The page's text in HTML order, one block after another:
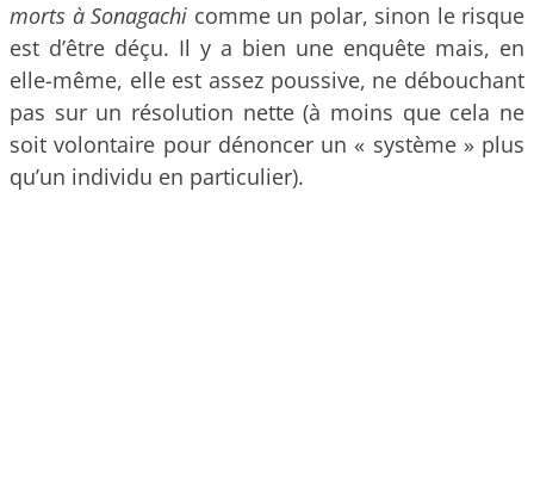
morts à Sonagachi comme un polar, sinon le risque
est d’être déçu. Il y a bien une enquête mais, en
elle-même, elle est assez poussive, ne débouchant
pas sur un résolution nette (à moins que cela ne
soit volontaire pour dénoncer un « système » plus
qu’un individu en particulier).